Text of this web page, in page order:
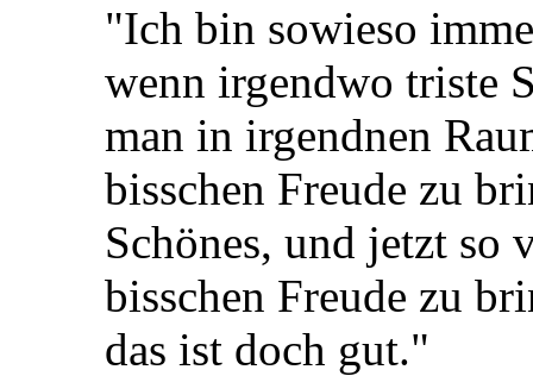
"Ich bin sowieso
wenn irgendwo triste
man in irgendnen
bisschen Freude zu
Schönes, und jetzt so
bisschen Freude zu
das ist doch gut."